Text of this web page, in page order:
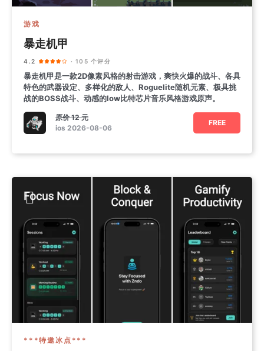
游戏
暴走机甲
4.2 · 105 个评分
暴走机甲是一款2D像素风格的射击游戏，爽快火爆的战斗、各具
特色的武器设定、多样化的敌人、Roguelite随机元素、极具挑
战的BOSS战斗、动感的low比特芯片音乐风格游戏原声。
原价12 元
ios 2026-08-06
FREE
***特邀冰点***